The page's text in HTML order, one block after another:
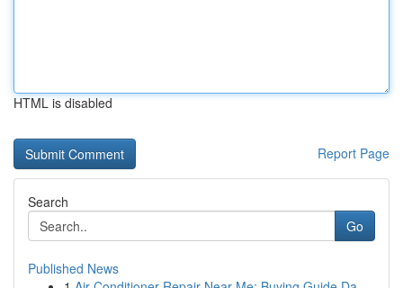
HTML is disabled
Report Page
Search
Go
Published News